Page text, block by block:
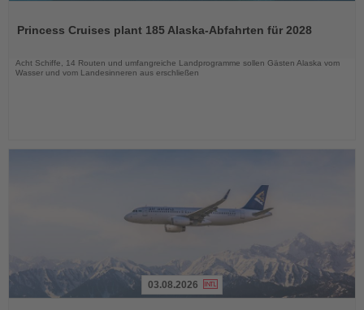
diePrincess Cruises plant 185 Alaska-Abfahrten für 2028
Acht Schiffe, 14 Routen und umfangreiche Landprogramme sollen Gästen Alaska vom
Wasser und vom Landesinneren aus erschließen
03.08.2026